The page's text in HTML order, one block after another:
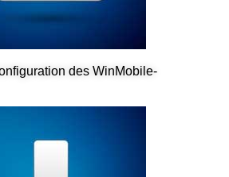
des WinMobile-